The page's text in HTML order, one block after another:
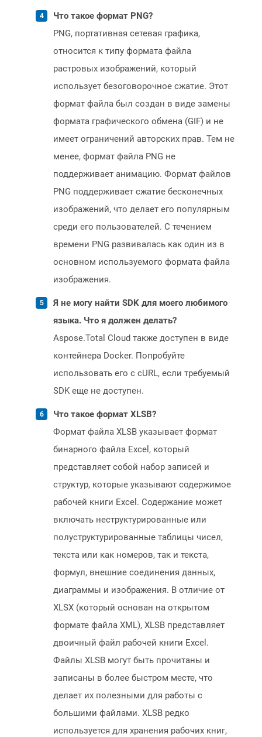
Что такое формат PNG?
PNG, портативная сетевая графика,
относится к типу формата файла
растровых изображений, который
использует безоговорочное сжатие. Этот
формат файла был создан в виде замены
формата графического обмена (GIF) и не
имеет ограничений авторских прав. Тем не
менее, формат файла PNG не
поддерживает анимацию. Формат файлов
PNG поддерживает сжатие бесконечных
изображений, что делает его популярным
среди его пользователей. С течением
времени PNG развивалась как один из в
основном используемого формата файла
изображения.
Я не могу найти SDK для моего любимого
языка. Что я должен делать?
Aspose.Total Cloud также доступен в виде
контейнера Docker. Попробуйте
использовать его с cURL, если требуемый
SDK еще не доступен.
Что такое формат XLSB?
Формат файла XLSB указывает формат
бинарного файла Excel, который
представляет собой набор записей и
структур, которые указывают содержимое
рабочей книги Excel. Содержание может
включать неструктурированные или
полуструктурированные таблицы чисел,
текста или как номеров, так и текста,
формул, внешние соединения данных,
диаграммы и изображения. В отличие от
XLSX (который основан на открытом
формате файла XML), XLSB представляет
двоичный файл рабочей книги Excel.
Файлы XLSB могут быть прочитаны и
записаны в более быстром месте, что
делает их полезными для работы с
большими файлами. XLSB редко
используется для хранения рабочих книг,